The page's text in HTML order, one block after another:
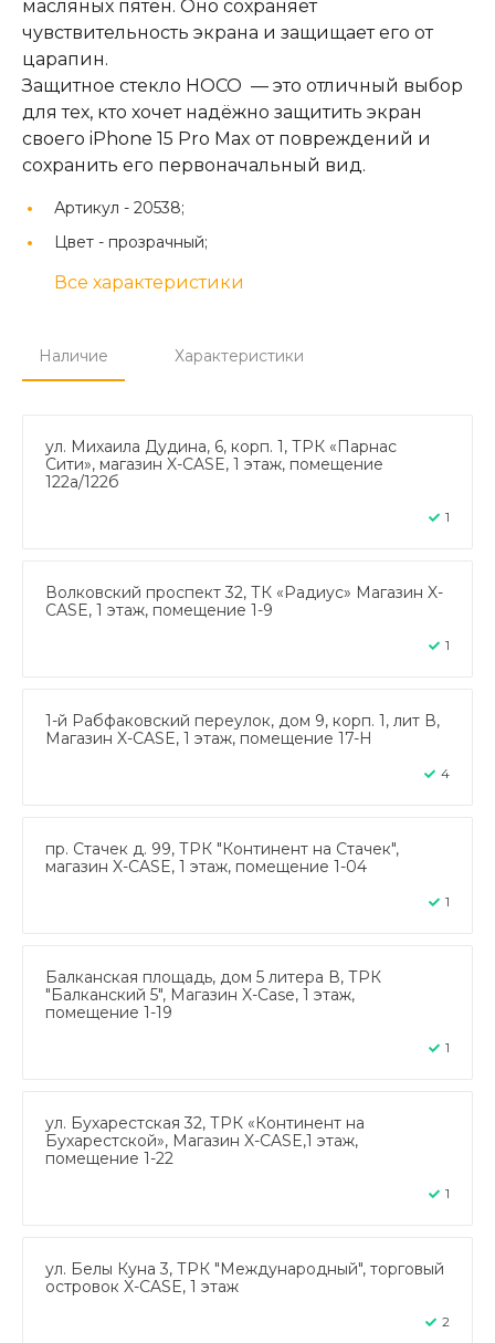
масляных пятен. Оно сохраняет
чувствительность экрана и защищает его от
царапин.
Защитное стекло HOCO — это отличный выбор
для тех, кто хочет надёжно защитить экран
своего iPhone 15 Pro Max от повреждений и
сохранить его первоначальный вид.
Артикул - 20538;
Цвет - прозрачный;
Все характеристики
Наличие Характеристики
ул. Михаила Дудина, 6, корп. 1, ТРК «Парнас
Сити», магазин X-CASE, 1 этаж, помещение
122а/122б
1
Волковский проспект 32, ТК «Радиус» Магазин X-
CASE, 1 этаж, помещение 1-9
1
1-й Рабфаковский переулок, дом 9, корп. 1, лит В,
Магазин X-CASE, 1 этаж, помещение 17-Н
4
пр. Стачек д. 99, ТРК "Континент на Стачек",
магазин X-CASE, 1 этаж, помещение 1-04
1
Балканская площадь, дом 5 литера В, ТРК
"Балканский 5", Магазин X-Case, 1 этаж,
помещение 1-19
1
ул. Бухарестская 32, ТРК «Континент на
Бухарестской», Магазин X-CASE,1 этаж,
помещение 1-22
1
ул. Белы Куна 3, ТРК "Международный", торговый
островок X-CASE, 1 этаж
2